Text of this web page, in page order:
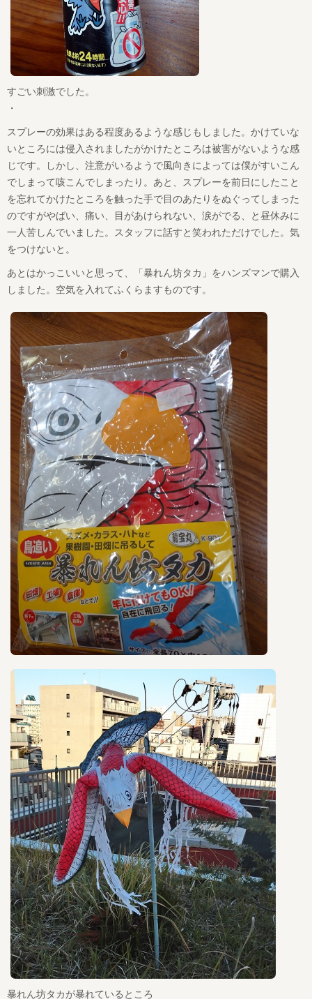
すごい刺激でした。
・
スプレーの効果はある程度あるような感じもしました。かけていな
いところには侵入されましたがかけたところは被害がないような感
じです。しかし、注意がいるようで風向きによっては僕がすいこん
でしまって咳こんでしまったり。あと、スプレーを前日にしたこと
を忘れてかけたところを触った手で目のあたりをぬぐってしまった
のですがやばい、痛い、目があけられない、涙がでる、と昼休みに
一人苦しんでいました。スタッフに話すと笑われただけでした。気
をつけないと。
あとはかっこいいと思って、「暴れん坊タカ」をハンズマンで購入
しました。空気を入れてふくらますものです。
暴れん坊タカが暴れているところ